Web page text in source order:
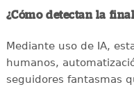
¿Cómo detectan la
Mediante uso de IA,
humanos,
seguidores fantasmas